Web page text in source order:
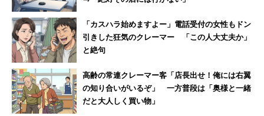
と回答している。
ちなみに男性は「800万円」以上、女性は「200万円」以
下と答えた人は0人だった。
また「ここまでには結婚したい」という年齢について聞く
と、最多は「35歳」で男女ともに37％が回答している。
「カスハラ始めますよー」電話受付の女性もドン
引きした狂気のクレーマー 「この人大丈夫か」
と絶句
高齢の常連クレーマー客「店長出せ！俺には右翼
の知り合いがいるぞ」 一方普段は「奥様と一緒
だと大人しく買い物」